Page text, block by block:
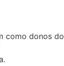
como donos do